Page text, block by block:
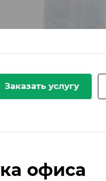
Заказать услугу
офиса